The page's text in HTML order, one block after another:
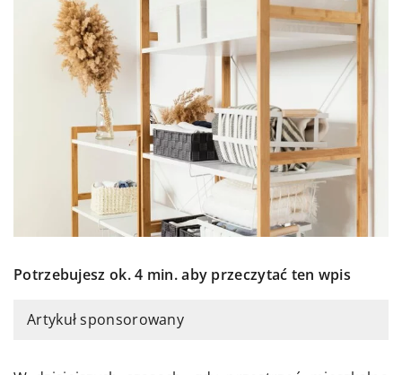
Potrzebujesz ok. 4 min. aby przeczytać ten wpis
Artykuł sponsorowany